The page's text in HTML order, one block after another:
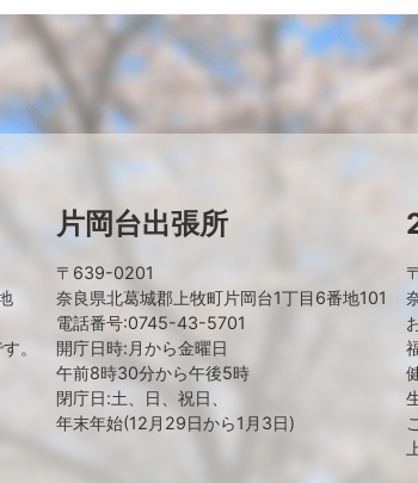
。
片岡台出張所
〒639-0201
奈良県北葛城郡上牧町片岡台1丁目6番地101
電話番号:0745-43-5701
開庁日時:月から金曜日
午前8時30分から午後5時
閉庁日:土、日、祝日、
年末年始(12月29日から1月3日)